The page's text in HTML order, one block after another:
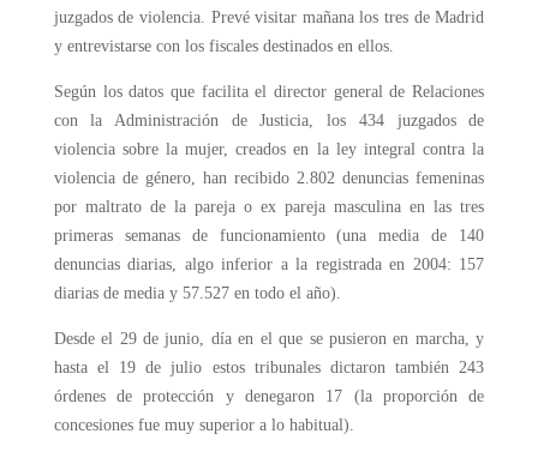
juzgados de violencia. Prevé visitar mañana los tres de Madrid
y entrevistarse con los fiscales destinados en ellos.
Según los datos que facilita el director general de Relaciones
con la Administración de Justicia, los 434 juzgados de
violencia sobre la mujer, creados en la ley integral contra la
violencia de género, han recibido 2.802 denuncias femeninas
por maltrato de la pareja o ex pareja masculina en las tres
primeras semanas de funcionamiento (una media de 140
denuncias diarias, algo inferior a la registrada en 2004: 157
diarias de media y 57.527 en todo el año).
Desde el 29 de junio, día en el que se pusieron en marcha, y
hasta el 19 de julio estos tribunales dictaron también 243
órdenes de protección y denegaron 17 (la proporción de
concesiones fue muy superior a lo habitual).